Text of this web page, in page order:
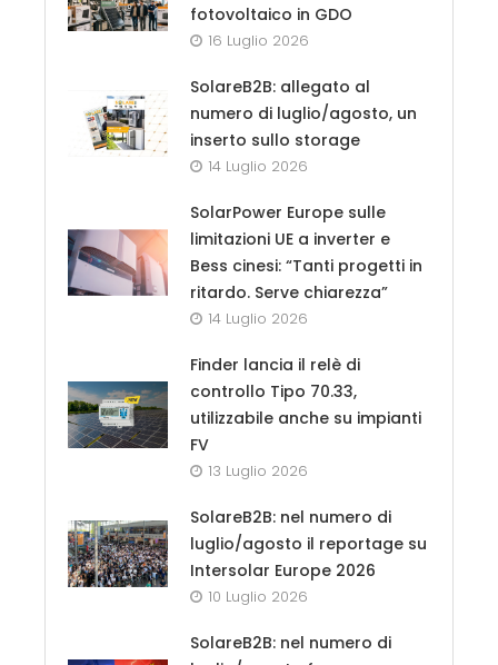
fotovoltaico in GDO
16 Luglio 2026
SolareB2B: allegato al
numero di luglio/agosto, un
inserto sullo storage
14 Luglio 2026
SolarPower Europe sulle
limitazioni UE a inverter e
Bess cinesi: “Tanti progetti in
ritardo. Serve chiarezza”
14 Luglio 2026
Finder lancia il relè di
controllo Tipo 70.33,
utilizzabile anche su impianti
FV
13 Luglio 2026
SolareB2B: nel numero di
luglio/agosto il reportage su
Intersolar Europe 2026
10 Luglio 2026
SolareB2B: nel numero di